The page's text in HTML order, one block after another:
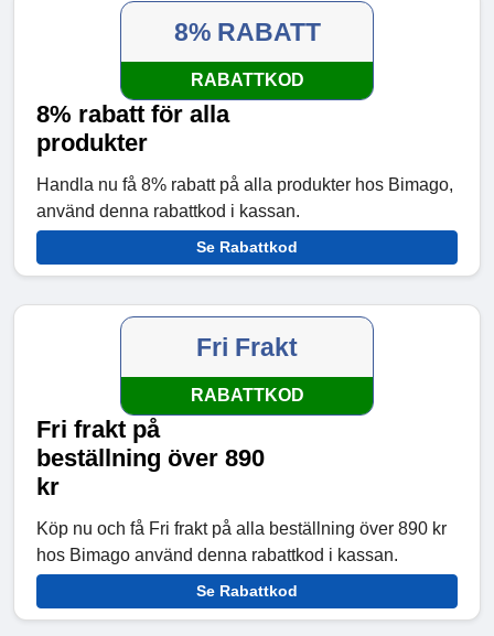
8% RABATT
RABATTKOD
8% rabatt för alla
produkter
Handla nu få 8% rabatt på alla produkter hos Bimago,
använd denna rabattkod i kassan.
Se Rabattkod
Fri Frakt
RABATTKOD
Fri frakt på
beställning över 890
kr
Köp nu och få Fri frakt på alla beställning över 890 kr
hos Bimago använd denna rabattkod i kassan.
Se Rabattkod